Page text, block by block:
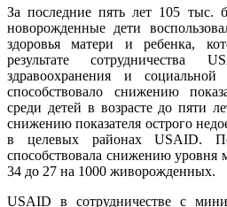
За последние пять лет 105
новорожденные дети
здоровья матери и ребенка,
результате сотрудничества
здравоохранения и
способствовало снижению
среди детей в возрасте до пяти
снижению показателя острого
в целевых районах USAID.
способствовала снижению уровня
34 до 27 на 1000 живорожденных.
USAID в сотрудничестве с